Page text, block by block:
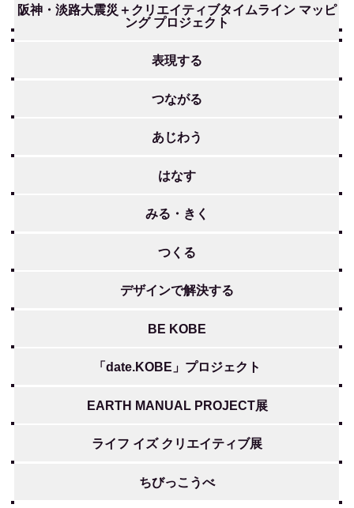
阪神・淡路大震災＋クリエイティブタイムライン マッピ
ング プロジェクト
表現する
つながる
あじわう
はなす
みる・きく
つくる
デザインで解決する
BE KOBE
「date.KOBE」プロジェクト
EARTH MANUAL PROJECT展
ライフ イズ クリエイティブ展
ちびっこうべ